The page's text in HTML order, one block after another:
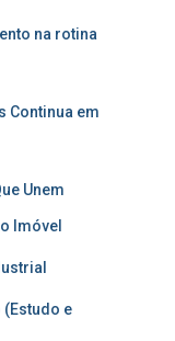
na rotina
Continua em
Unem
Imóvel
(Estudo e